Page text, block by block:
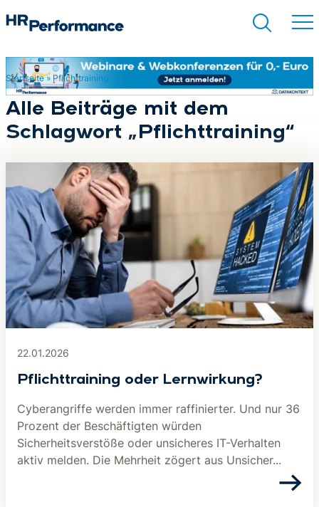
Suchen
Startseite» Pflichttraining
Alle Beiträge mit dem
Schlagwort „Pflichttraining“
22.01.2026
Pflichttraining oder Lernwirkung?
Cyberangriffe werden immer raffinierter. Und nur 36
Prozent der Beschäftigten würden
Sicherheitsverstöße oder unsicheres IT-Verhalten
aktiv melden. Die Mehrheit zögert aus Unsicher...